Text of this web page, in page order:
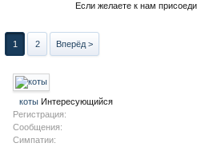
Если желаете к нам
1 2 Вперёд >
коты Интересующийся
Регистрация:
Сообщения:
Симпатии: